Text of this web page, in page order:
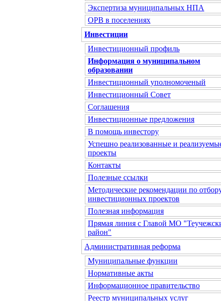
Экспертиза муниципальных НПА
ОРВ в поселениях
Инвестиции
Инвестиционный профиль
Информация о муниципальном
образовании
Инвестиционный уполномоченый
Инвестиционный Совет
Соглашения
Инвестиционные предложения
В помощь инвестору
Успешно реализованные и
проекты
Контакты
Полезные ссылки
Методические рекомендации по
инвестиционных проектов
Полезная информация
Прямая линия с Главой МО
район"
Административная реформа
Муниципальные функции
Нормативные акты
Информационное правительство
Реестр муниципальных услуг